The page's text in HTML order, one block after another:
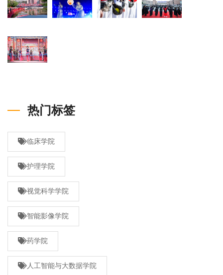
热门标签
临床学院
护理学院
视觉科学学院
智能影像学院
药学院
人工智能与大数据学院